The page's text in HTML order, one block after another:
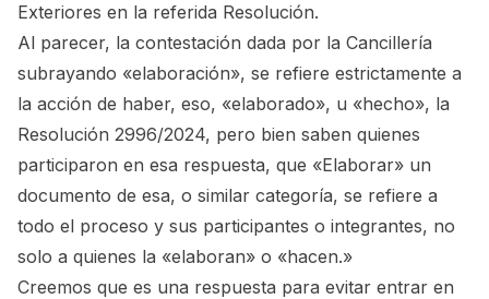
Exteriores en la referida Resolución.
Al parecer, la contestación dada por la Cancillería
subrayando «elaboración», se refiere estrictamente a
la acción de haber, eso, «elaborado», u «hecho», la
Resolución 2996/2024, pero bien saben quienes
participaron en esa respuesta, que «Elaborar» un
documento de esa, o similar categoría, se refiere a
todo el proceso y sus participantes o integrantes, no
solo a quienes la «elaboran» o «hacen.»
Creemos que es una respuesta para evitar entrar en